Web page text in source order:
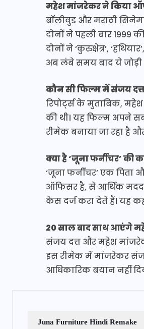
महेश मांजरेकर ने किया
बॉलीवुड और मराठी
दोनों ने पहली बार 1999
दोनों ने ‘कुरुक्षेत्र’,
अब लंबे समय बाद ये
कौन सी फिल्म में संजय दत्त
रिपोर्ट्स के मुताबिक,
की थी। यह फिल्म अपने
रीमेक बनाया जा रहा है
क्या है ‘जूना फर्नीचर’ की
‘जूना फर्नीचर’ एक
ऑफिसर है, से आर्थिक
केस दर्ज करा देते हैं। यह
20 साल बाद साथ आएंगे
संजय दत्त और महेश
इस रीमेक में मांजरेकर
आधिकारिक बयान नहीं
Juna Furniture Hindi Remake